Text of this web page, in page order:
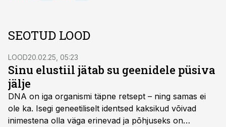
SEOTUD LOOD
LOOD20.02.25, 05:23
Sinu elustiil jätab su geenidele püsiva
jälje
DNA on iga organismi täpne retsept – ning samas ei
ole ka. Isegi geneetiliselt identsed kaksikud võivad
inimestena olla väga erinevad ja põhjuseks on